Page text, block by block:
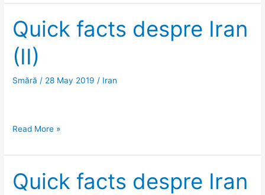
Gonbad-
e
Kavus
și
Radkan,
turnuri-
Quick facts despre Iran
(II)
Smără/ 28 May 2019/ Iran
Quick
despre
Iran
(II)
Read More »
Quick facts despre Iran